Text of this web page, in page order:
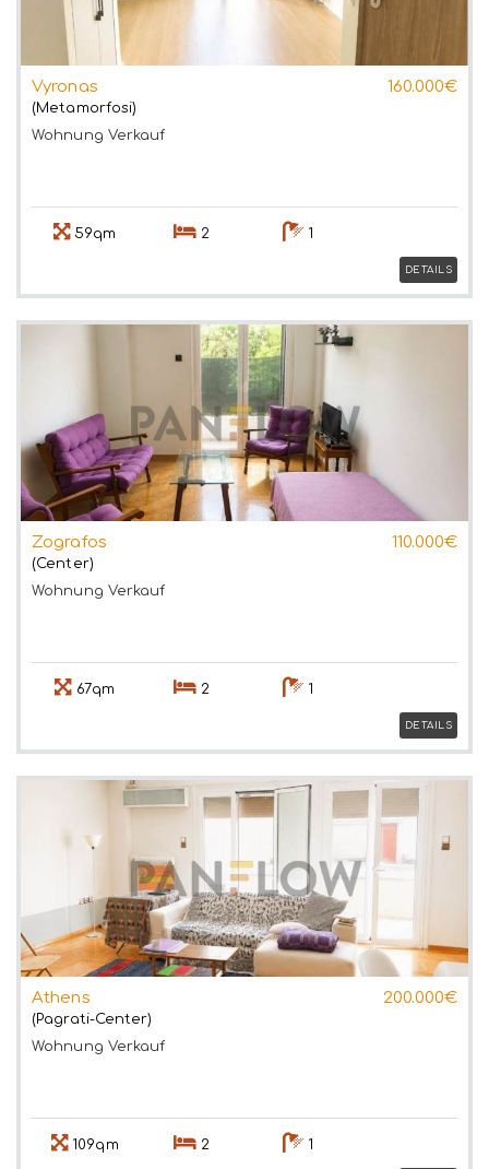
Vyronas 160.000€
(Metamorfosi)
Wohnung Verkauf
59qm 2 1
DETAILS
Zografos 110.000€
(Center)
Wohnung Verkauf
67qm 2 1
DETAILS
Athens 200.000€
(Pagrati-Center)
Wohnung Verkauf
109qm 2 1